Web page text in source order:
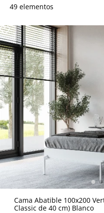
49 elementos
Cama Abatible 100x200
Classic de 40 cm) Blanco